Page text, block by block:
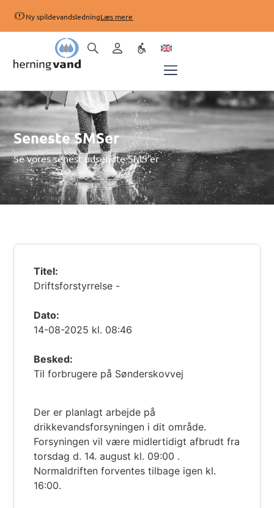
Ny spildevandsledningLæs mere
Seneste SMSer
Se vores senest udsendte SMS’er
Titel:
Driftsforstyrrelse -
Dato:
14-08-2025 kl. 08:46
Besked:
Til forbrugere på Sønderskovvej
Der er planlagt arbejde på
drikkevandsforsyningen i dit område.
Forsyningen vil være midlertidigt afbrudt fra
torsdag d. 14. august kl. 09:00 .
Normaldriften forventes tilbage igen kl.
16:00.